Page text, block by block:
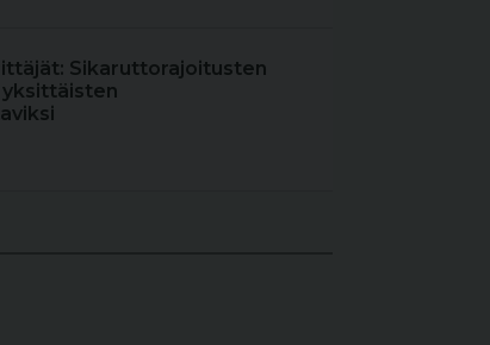
Sikaruttorajoitusten